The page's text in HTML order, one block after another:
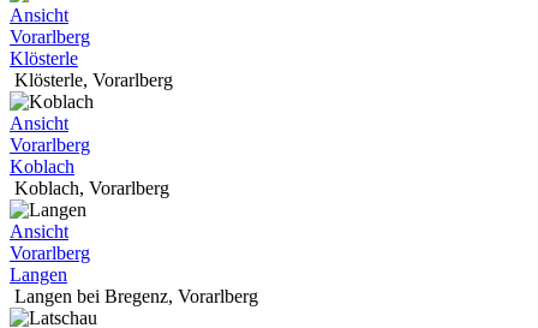
Ansicht
Vorarlberg
Klösterle
Klösterle, Vorarlberg
Ansicht
Vorarlberg
Koblach
Koblach, Vorarlberg
Ansicht
Vorarlberg
Langen
Langen bei Bregenz, Vorarlberg